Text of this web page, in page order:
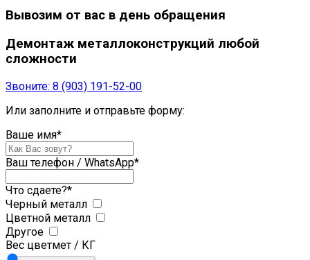
Вывозим от вас в день обращения
Демонтаж металлоконструкций любой
сложности
Звоните: 8 (903) 191-52-00
Или заполните и отправьте форму:
Ваше имя*
Ваш телефон / WhatsApp*
Что сдаете?*
Черный металл
Цветной металл
Другое
Вес цветмет / КГ